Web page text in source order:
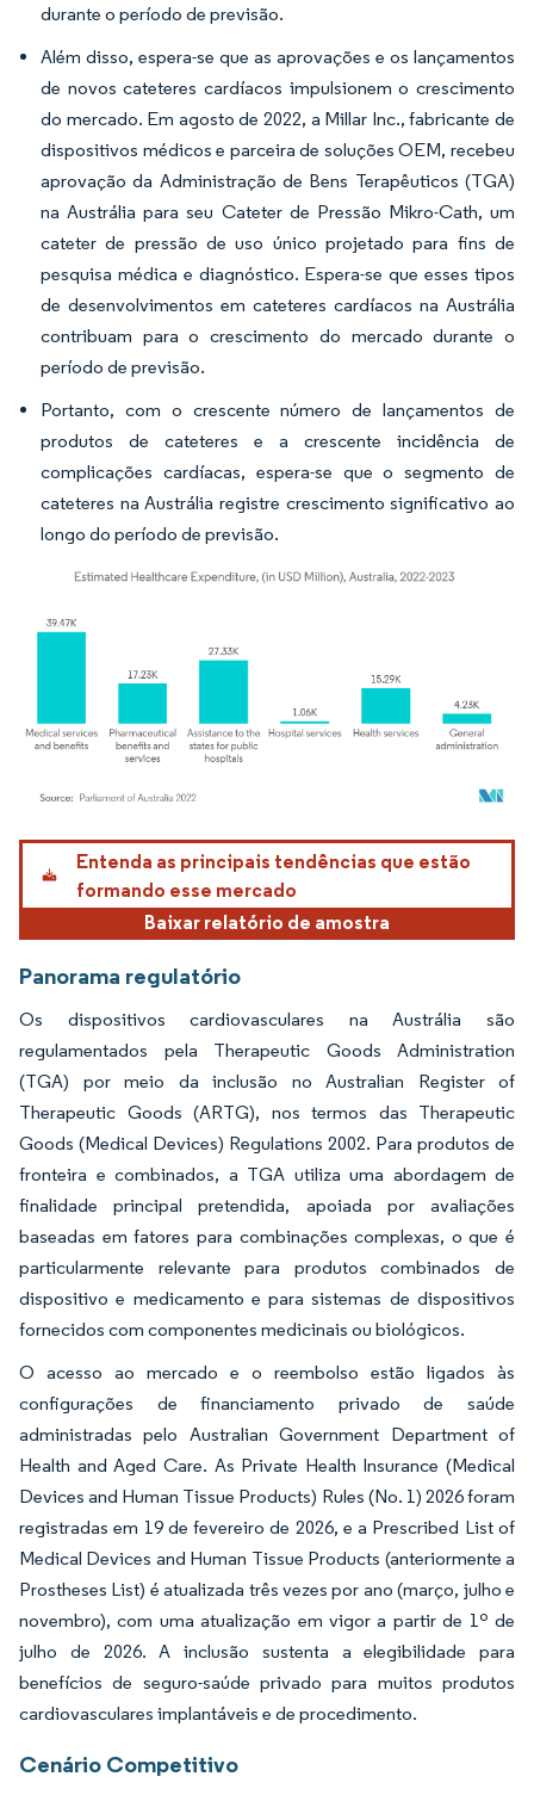
durante o período de previsão.
Além disso, espera-se que as aprovações e os lançamentos
de novos cateteres cardíacos impulsionem o crescimento
do mercado. Em agosto de 2022, a Millar Inc., fabricante de
dispositivos médicos e parceira de soluções OEM, recebeu
aprovação da Administração de Bens Terapêuticos (TGA)
na Austrália para seu Cateter de Pressão Mikro-Cath, um
cateter de pressão de uso único projetado para fins de
pesquisa médica e diagnóstico. Espera-se que esses tipos
de desenvolvimentos em cateteres cardíacos na Austrália
contribuam para o crescimento do mercado durante o
período de previsão.
Portanto, com o crescente número de lançamentos de
produtos de cateteres e a crescente incidência de
complicações cardíacas, espera-se que o segmento de
cateteres na Austrália registre crescimento significativo ao
longo do período de previsão.
Imagem © Mordor Intelligence. O reuso requer atribuição conforme CC BY 4.0.
Entenda as principais tendências que estão
formando esse mercado
Baixar relatório de amostra
Panorama regulatório
Os dispositivos cardiovasculares na Austrália são
regulamentados pela Therapeutic Goods Administration
(TGA) por meio da inclusão no Australian Register of
Therapeutic Goods (ARTG), nos termos das Therapeutic
Goods (Medical Devices) Regulations 2002. Para produtos de
fronteira e combinados, a TGA utiliza uma abordagem de
finalidade principal pretendida, apoiada por avaliações
baseadas em fatores para combinações complexas, o que é
particularmente relevante para produtos combinados de
dispositivo e medicamento e para sistemas de dispositivos
fornecidos com componentes medicinais ou biológicos.
O acesso ao mercado e o reembolso estão ligados às
configurações de financiamento privado de saúde
administradas pelo Australian Government Department of
Health and Aged Care. As Private Health Insurance (Medical
Devices and Human Tissue Products) Rules (No. 1) 2026 foram
registradas em 19 de fevereiro de 2026, e a Prescribed List of
Medical Devices and Human Tissue Products (anteriormente a
Prostheses List) é atualizada três vezes por ano (março, julho e
novembro), com uma atualização em vigor a partir de 1º de
julho de 2026. A inclusão sustenta a elegibilidade para
benefícios de seguro-saúde privado para muitos produtos
cardiovasculares implantáveis e de procedimento.
Cenário Competitivo